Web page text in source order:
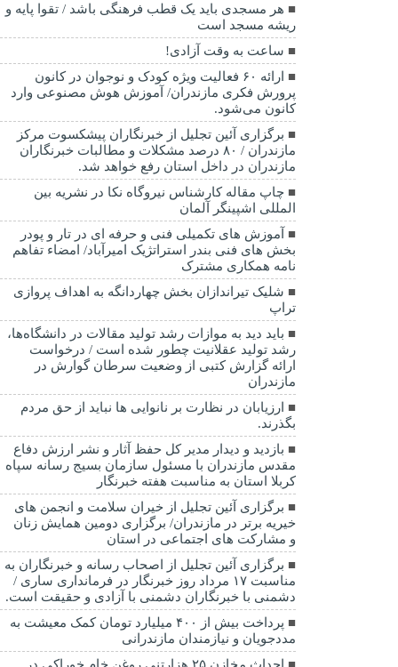
هر مسجدی باید یک قطب فرهنگی باشد / تقوا پایه و
ریشه مسجد است
ساعت به وقت آزادی!
ارائه ۶۰ فعالیت ویژه کودک و نوجوان در کانون
پرورش فکری مازندران/ آموزش هوش مصنوعی وارد
کانون می‌شود.
برگزاری آئین تجلیل از خبرنگاران پیشکسوت مرکز
مازندران / ۸۰ درصد مشکلات و مطالبات خبرنگاران
مازندران در داخل استان رفع خواهد شد.
چاپ مقاله کارشناس نيروگاه نكا در نشریه بین
المللی اشپینگر آلمان
آموزش های تکمیلی فنی و حرفه ای در تار و پودر
بخش های فنی بندر استراتژیک امیرآباد/ امضاء تفاهم
نامه همکاری مشترک
شلیک تیراندازان بخش چهاردانگه به اهداف پروازی
تراپ
باید دید به موازات رشد تولید مقالات در دانشگاه‌ها،
رشد تولید عقلانیت چطور شده است / درخواست
ارائه گزارش کتبی از وضعیت سرطان گوارش در
مازندران
ارزیابان در نظارت بر نانوایی ها نباید از حق مردم
بگذرند.
بازدید و دیدار مدیر کل حفظ آثار و نشر ارزش دفاع
مقدس مازندران با مسئول سازمان بسیج رسانه سپاه
کربلا استان به مناسبت هفته خبرنگار
برگزاری آئین تجلیل از خیران سلامت و انجمن های
خیریه برتر در مازندران/ برگزاری دومین همایش زنان
و مشارکت های اجتماعی در استان
برگزاری آئین تجلیل از اصحاب رسانه و خبرنگاران به
مناسبت ۱۷ مرداد روز خبرنگار در فرمانداری ساری /
دشمنی با خبرنگاران دشمنی با آزادی و حقیقت است.
پرداخت بیش از ۴۰۰ میلیارد تومان کمک معیشت به
مددجویان و نیازمندان مازندرانی